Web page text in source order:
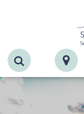
Recherche